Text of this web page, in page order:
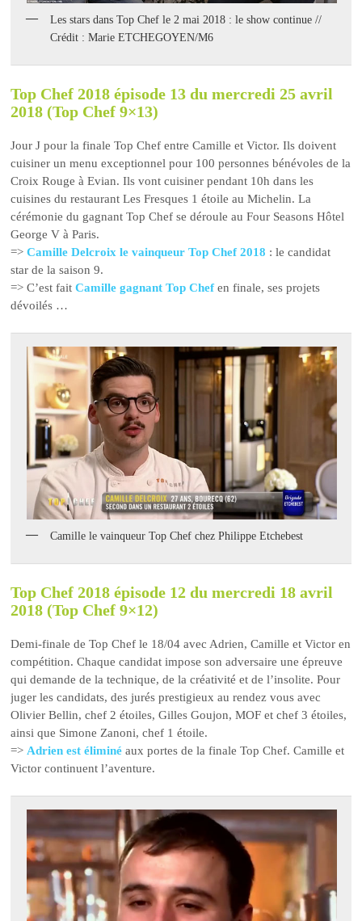
Les stars dans Top Chef le 2 mai 2018 : le show continue //
Crédit : Marie ETCHEGOYEN/M6
Top Chef 2018 épisode 13 du mercredi 25 avril
2018 (Top Chef 9×13)
Jour J pour la finale Top Chef entre Camille et Victor. Ils doivent
cuisiner un menu exceptionnel pour 100 personnes bénévoles de la
Croix Rouge à Evian. Ils vont cuisiner pendant 10h dans les
cuisines du restaurant Les Fresques 1 étoile au Michelin. La
cérémonie du gagnant Top Chef se déroule au Four Seasons Hôtel
George V à Paris.
=>Camille Delcroix le vainqueur Top Chef 2018 : le candidat
star de la saison 9.
=> C’est faitCamille gagnant Top Chefen finale, ses projets
dévoilés …
Camille le vainqueur Top Chef chez Philippe Etchebest
Top Chef 2018 épisode 12 du mercredi 18 avril
2018 (Top Chef 9×12)
Demi-finale de Top Chef le 18/04 avec Adrien, Camille et Victor en
compétition. Chaque candidat impose son adversaire une épreuve
qui demande de la technique, de la créativité et de l’insolite. Pour
juger les candidats, des jurés prestigieux au rendez vous avec
Olivier Bellin, chef 2 étoiles, Gilles Goujon, MOF et chef 3 étoiles,
ainsi que Simone Zanoni, chef 1 étoile.
=> Adrien est éliminé aux portes de la finale Top Chef. Camille et
Victor continuent l’aventure.